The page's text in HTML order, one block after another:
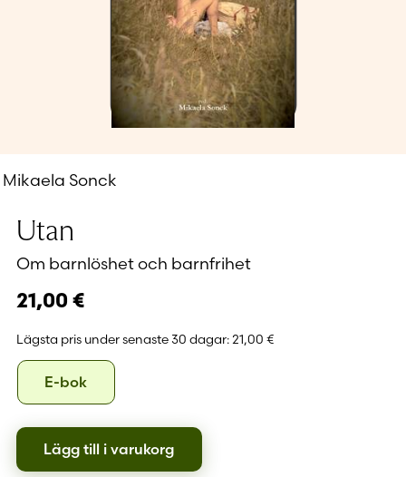
Glömt ditt lösenord?
Har du inget konto?
Skapa nytt konto
Mikaela Sonck
Utan
Om barnlöshet och barnfrihet
21,00 €
Lägsta pris under senaste 30 dagar:21,00 €
Format
E-bokE-
bok
Lägg till i varukorg